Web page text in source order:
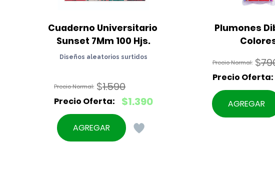
Cuaderno Universitario
Sunset 7Mm 100 Hjs.
Diseños aleatorios surtidos
$1.590
El
precio
original
$1.390
El
precio
actual
AGREGAR
Plumones
$
El
El
AGREGAR